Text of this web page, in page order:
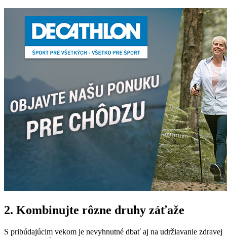
2. Kombinujte rôzne druhy záťaže
S pribúdajúcim vekom je nevyhnutné dbať aj na udržiavanie zdravej